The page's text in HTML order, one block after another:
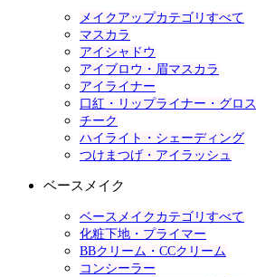
メイクアップカテゴリすべて
マスカラ
アイシャドウ
アイブロウ・眉マスカラ
アイライナー
口紅・リップライナー・グロス
チーク
ハイライト・シェーディング
つけまつげ・アイラッシュ
ベースメイク
ベースメイクカテゴリすべて
化粧下地・プライマー
BBクリーム・CCクリーム
コンシーラー